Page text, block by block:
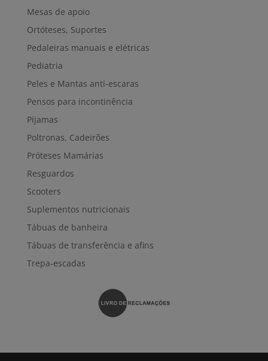
Mesas de apoio
Ortóteses, Suportes
Pedaleiras manuais e elétricas
Pediatria
Peles e Mantas anti-escaras
Pensos para incontinência
Pijamas
Poltronas, Cadeirões
Próteses Mamárias
Resguardos
Scooters
Suplementos nutricionais
Tábuas de banheira
Tábuas de transferência e afins
Trepa-escadas